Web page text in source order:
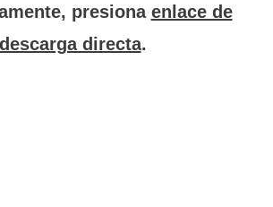
presiona enlace de
descarga directa.